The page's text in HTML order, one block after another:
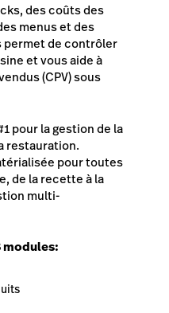
des coûts des
menus et des
permet de contrôler
et vous aide à
(CPV) sous
pour la gestion de la
restauration.
pour toutes
de la recette à la
multi-
modules: